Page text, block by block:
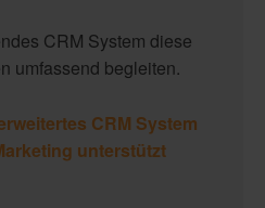
CRM System diese
umfassend begleiten.
CRM System
unterstützt